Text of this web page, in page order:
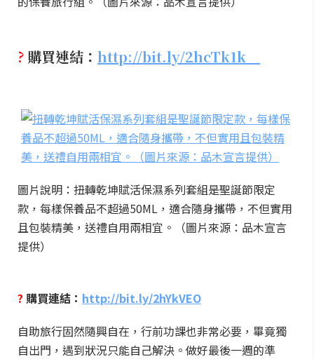
? 購買連結： http://bit.ly/2hcTk1k
圖片說明：扭轉乾坤賦活保濕系列套組是聖誕節限定
款，每樣保養品不超過50ML，適合隨身攜帶，不但實用
且包裝精美，送禮自用兩相宜。（圖片來源：品木宣言
提供）
? 購買連結： http://bit.ly/2hYkVEO
自助旅行固然隨興自在，行前功課也非常必要，畢竟獨
自出門，遇到狀況只能自己解決。做好最後一週的準